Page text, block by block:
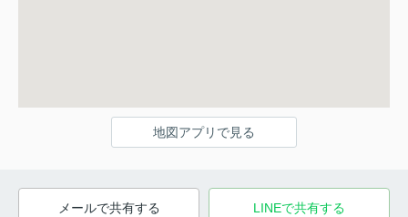
地図アプリで見る
メールで共有する LINEで共有する